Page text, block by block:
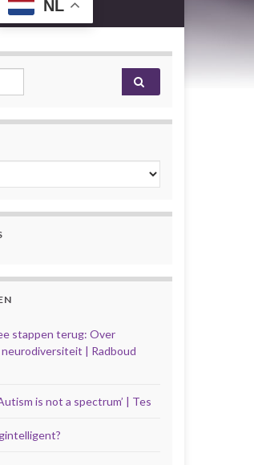
NL
stappen terug: Over
| Radboud
is not a spectrum’ | Tes